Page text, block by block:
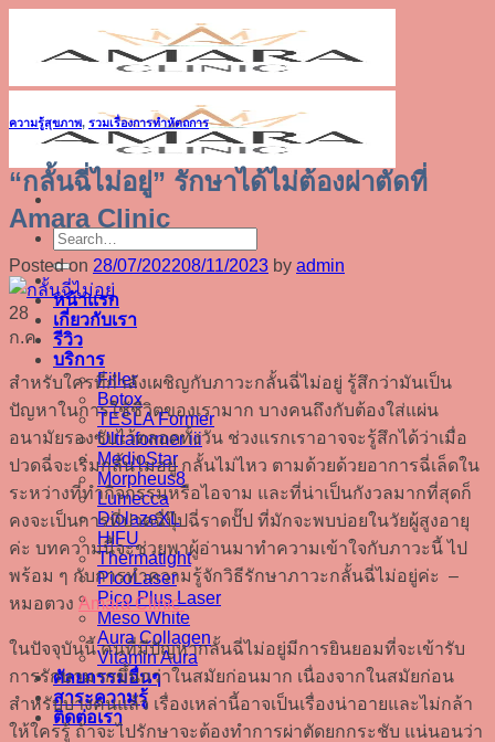
content
หน้าแรก
เกี่ยวกับเรา
รีวิว
บริการ
Filler
Botox
TESLA Former
Ultraformer iii
MedioStar
Morpheus8
Lumecca
DiolazeXL
HIFU
Thermatight
PicoLaser
Pico Plus Laser
Meso White
Aura Collagen
Vitamin Aura
ศัลยกรรมอื่นๆ
สาระความรู้
ติดต่อเรา
ความรู้สุขภาพ, รวมเรื่องการทำหัตถการ
“กลั้นฉี่ไม่อยู่” รักษาได้ไม่ต้องผ่าตัดที่
Amara Clinic
Posted on 28/07/202208/11/2023 by admin
28
ก.ค.
สำหรับใครที่กำลังเผชิญกับภาวะกลั้นฉี่ไม่อยู่ รู้สึกว่ามันเป็น
ปัญหาในการใช้ชีวิตของเรามาก บางคนถึงกับต้องใส่แผ่น
อนามัยรองซับไว้ตลอดทั้งวัน ช่วงแรกเราอาจจะรู้สึกได้ว่าเมื่อ
ปวดฉี่จะเริ่มกลั้นไม่อยู่ กลั้นไม่ไหว ตามด้วยด้วยอาการฉี่เล็ดใน
ระหว่างที่ทำกิจกรรมหรือไอจาม และที่น่าเป็นกังวลมากที่สุดก็
คงจะเป็นการที่ปวดฉี่ปุ๊ปฉี่ราดปั๊ป ที่มักจะพบบ่อยในวัยผู้สูงอายุ
ค่ะ บทความนี้จะช่วยพาผู้อ่านมาทำความเข้าใจกับภาวะนี้ ไป
พร้อม ๆ กับการทำความรู้จักวิธีรักษาภาวะกลั้นฉี่ไม่อยู่ค่ะ –
หมอตวง Amara Clinic
ในปัจจุบันนี้ คนที่มีปัญหากลั้นฉี่ไม่อยู่มีการยินยอมที่จะเข้ารับ
การรักษามากขึ้นกว่าในสมัยก่อนมาก เนื่องจากในสมัยก่อน
สำหรับบางคนแล้ว เรื่องเหล่านี้อาจเป็นเรื่องน่าอายและไม่กล้า
ให้ใครรู้ ถ้าจะไปรักษาจะต้องทำการผ่าตัดยกกระชับ แน่นอนว่า